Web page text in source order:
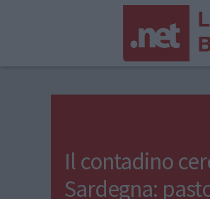
Il contadino
Sardegna: